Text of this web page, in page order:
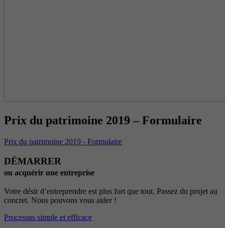
Prix du patrimoine 2019 – Formulaire
Prix du patrimoine 2019 - Formulaire
DÉMARRER
ou acquérir une entreprise
Votre désir d’entreprendre est plus fort que tout. Passez du projet au
concret. Nous pouvons vous aider !
Processus simple et efficace